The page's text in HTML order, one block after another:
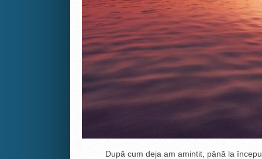
După cum deja am amintit, până la